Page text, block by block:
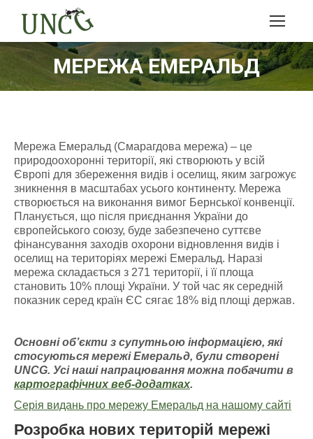
МЕРЕЖА ЕМЕРАЛЬД
Мережа Емеральд (Смарагдова мережа) – це
природоохоронні території, які створюють у всій
Європі для збереження видів і оселищ, яким загрожує
зникнення в масштабах усього континенту. Мережа
створюється на виконання вимог Бернської конвенції.
Планується, що після приєднання України до
європейського союзу, буде забезпечено суттєве
фінансування заходів охорони відновлення видів і
оселищ на територіях мережі Емеральд. Наразі
мережа складається з 271 території, і її площа
становить 10% площі України. У той час як середній
показник серед країн ЄС сягає 18% від площі держав.
Основні об’єкти з супутньою інформацією, які
стосуються мережі Емеральд, були створені
UNCG. Усі наші напрацювання можна побачити в
картографічних веб-додатках.
Серія видань про мережу Емеральд на нашому сайті
Розробка нових територій мережі